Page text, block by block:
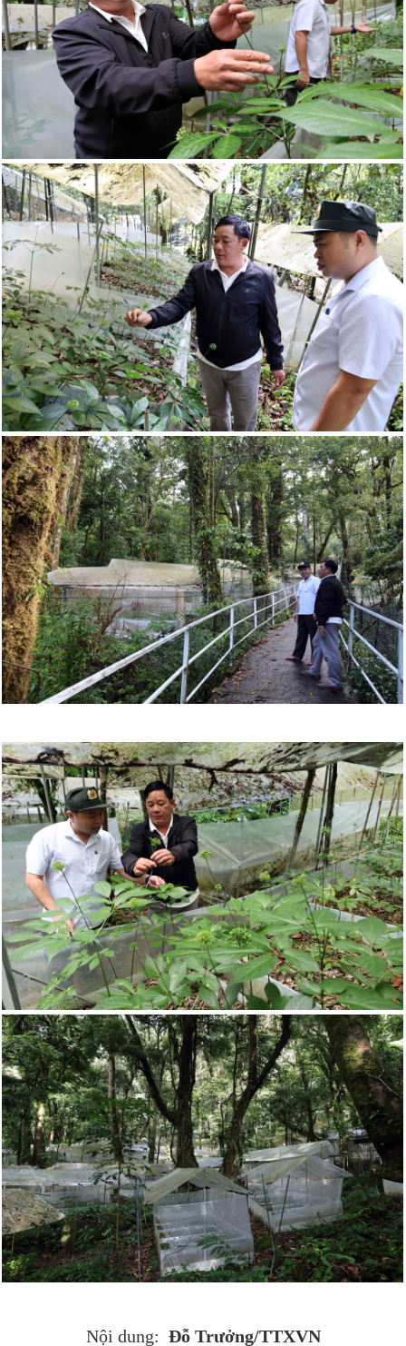
Nội dung: Đỗ Trưởng/TTXVN